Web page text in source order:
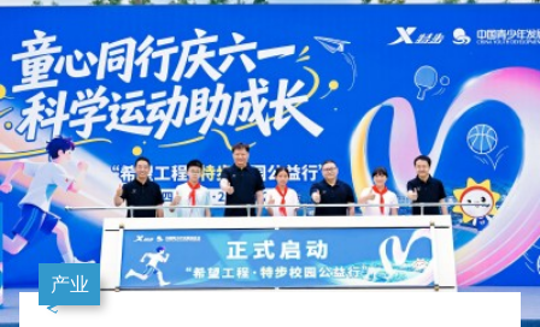
产业